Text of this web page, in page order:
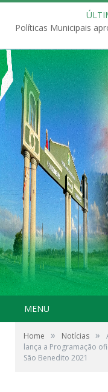
MENU
Home » Notícias »
lança a Programação
São Benedito 2021